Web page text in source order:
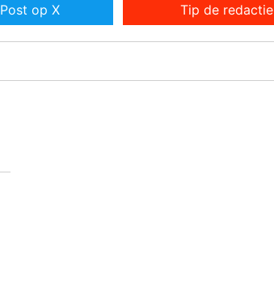
Post op X Tip de redactie